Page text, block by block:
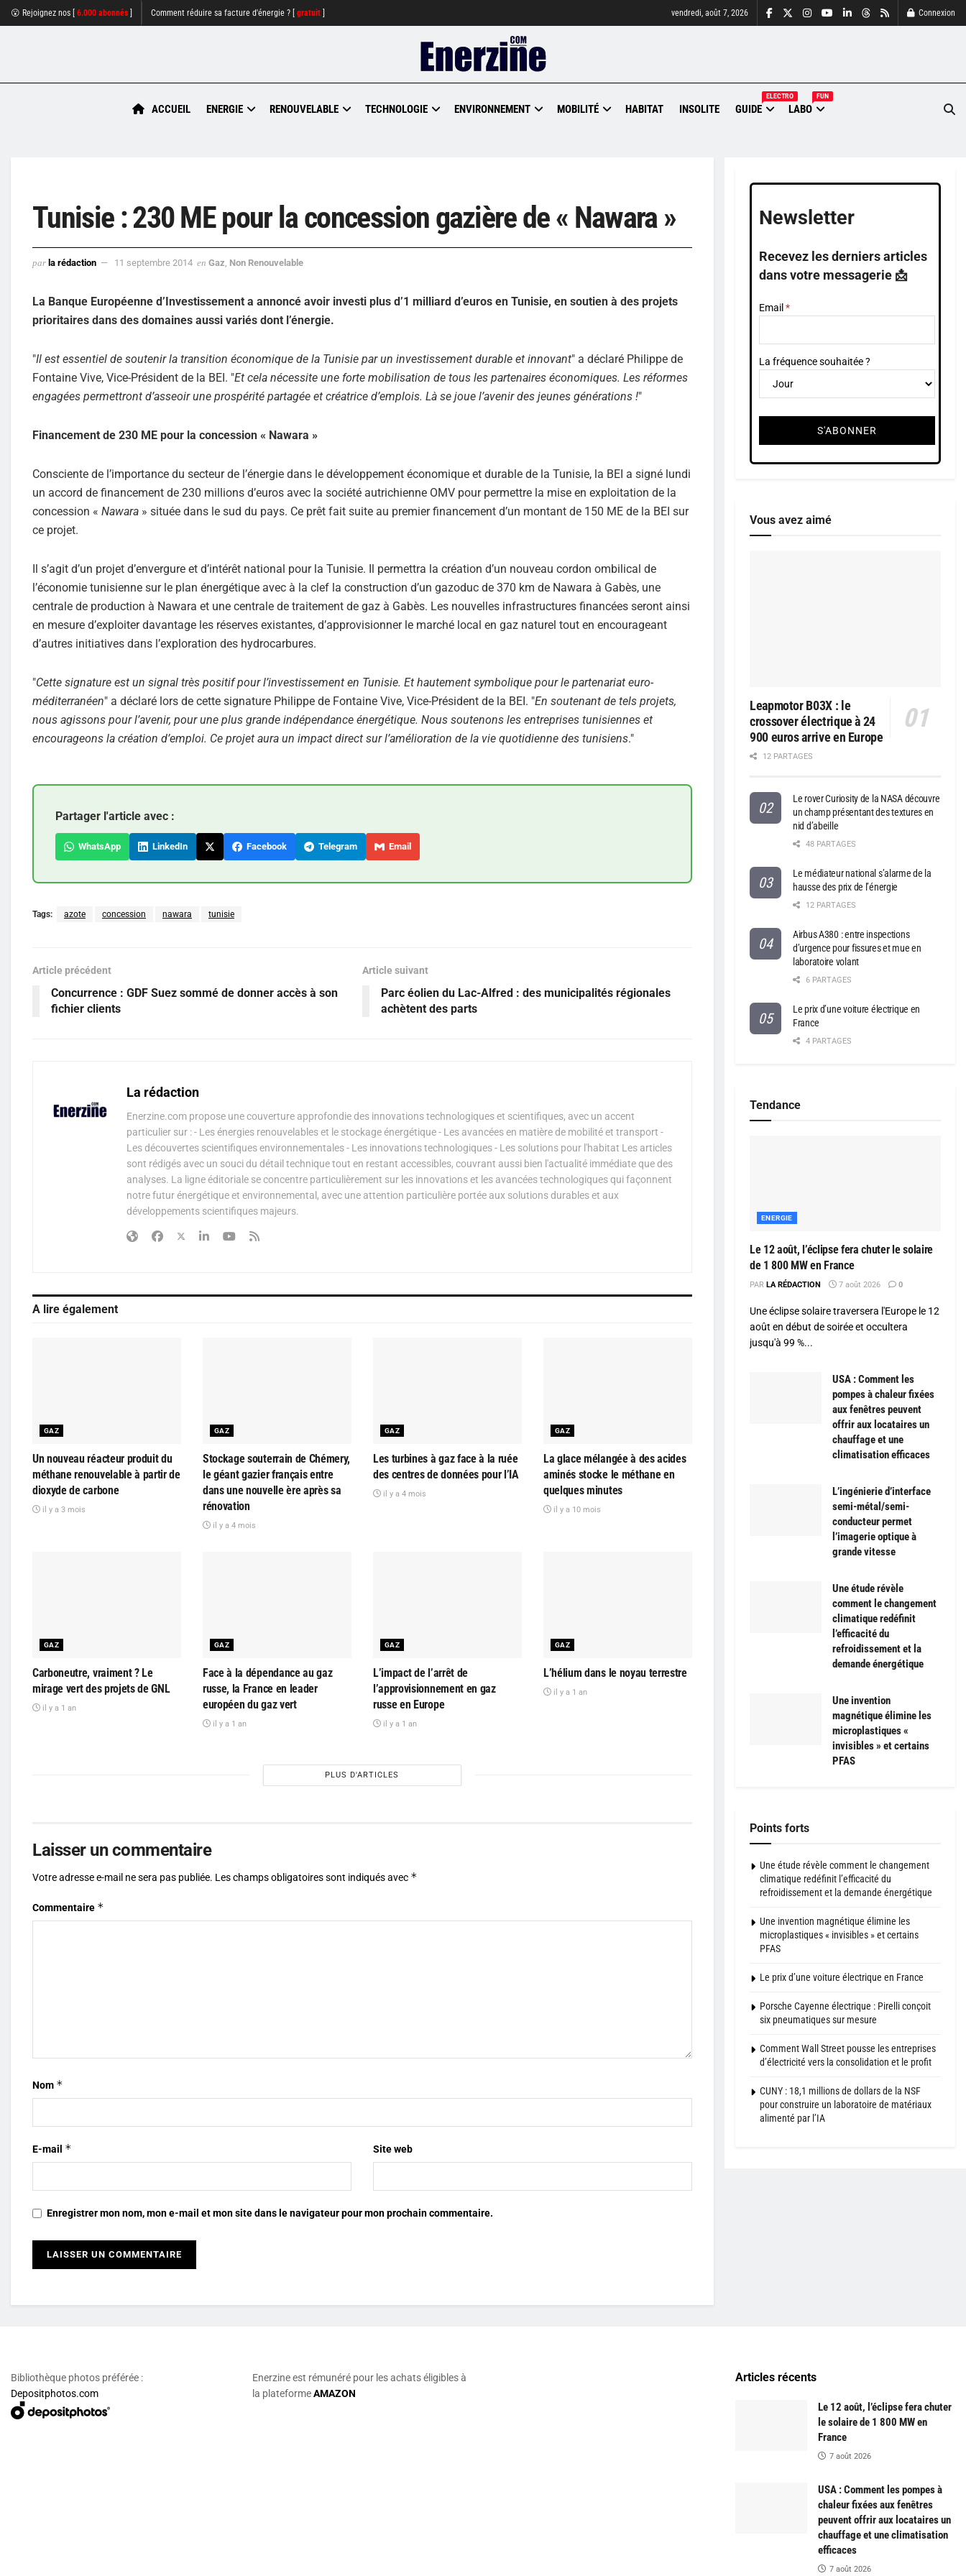
😮 Rejoignez nos [ 6.000 abonnés Comment réduire sa facture d'énergie ? [ gratuit vendredi, août 7, 2026 Connexion
ACCUEIL ENERGIE RENOUVELABLE TECHNOLOGIE ENVIRONNEMENT MOBILITÉ HABITAT INSOLITE GUIDE
ELECTRO
LABO
FUN
Tunisie : 230 ME pour la concession gazière de « Nawara »
par la rédaction 11 septembre 2014 en Gaz Non Renouvelable
La Banque Européenne d’Investissement a annoncé avoir investi plus d’1 milliard d’euros en Tunisie, en soutien à des projets
prioritaires dans des domaines aussi variés dont l’énergie.
"Il est essentiel de soutenir la transition économique de la Tunisie par un investissement durable et innovant" a déclaré Philippe de
Fontaine Vive, Vice-Président de la BEI. "Et cela nécessite une forte mobilisation de tous les partenaires économiques. Les réformes
engagées permettront d’asseoir une prospérité partagée et créatrice d’emplois. Là se joue l’avenir des jeunes générations !"
Financement de 230 ME pour la concession « Nawara »
Consciente de l’importance du secteur de l’énergie dans le développement économique et durable de la Tunisie, la BEI a signé lundi
un accord de financement de 230 millions d’euros avec la société autrichienne OMV pour permettre la mise en exploitation de la
concession « Nawara » située dans le sud du pays. Ce prêt fait suite au premier financement d’un montant de 150 ME de la BEI sur
ce projet.
Il s’agit d’un projet d’envergure et d’intérêt national pour la Tunisie. Il permettra la création d’un nouveau cordon ombilical de
l’économie tunisienne sur le plan énergétique avec à la clef la construction d’un gazoduc de 370 km de Nawara à Gabès, une
centrale de production à Nawara et une centrale de traitement de gaz à Gabès. Les nouvelles infrastructures financées seront ainsi
en mesure d’exploiter davantage les réserves existantes, d’approvisionner le marché local en gaz naturel tout en encourageant
d’autres initiatives dans l’exploration des hydrocarbures.
"Cette signature est un signal très positif pour l’investissement en Tunisie. Et hautement symbolique pour le partenariat euro-
méditerranéen" a déclaré lors de cette signature Philippe de Fontaine Vive, Vice-Président de la BEI. "En soutenant de tels projets,
nous agissons pour l’avenir, pour une plus grande indépendance énergétique. Nous soutenons les entreprises tunisiennes et
encourageons la création d’emploi. Ce projet aura un impact direct sur l’amélioration de la vie quotidienne des tunisiens."
Partager l'article avec :
WhatsApp LinkedIn Facebook Telegram Email
Tags: azote concession nawara tunisie
Article précédent
Concurrence : GDF Suez sommé de donner accès à son
fichier clients
Article suivant
Parc éolien du Lac-Alfred : des municipalités régionales
achètent des parts
La rédaction
Enerzine.com propose une couverture approfondie des innovations technologiques et scientifiques, avec un accent
particulier sur : - Les énergies renouvelables et le stockage énergétique - Les avancées en matière de mobilité et transport -
Les découvertes scientifiques environnementales - Les innovations technologiques - Les solutions pour l'habitat Les articles
sont rédigés avec un souci du détail technique tout en restant accessibles, couvrant aussi bien l'actualité immédiate que des
analyses. La ligne éditoriale se concentre particulièrement sur les innovations et les avancées technologiques qui façonnent
notre futur énergétique et environnemental, avec une attention particulière portée aux solutions durables et aux
développements scientifiques majeurs.
A lire également
GAZ
Un nouveau réacteur produit du
méthane renouvelable à partir de
dioxyde de carbone
il y a 3 mois
GAZ
Stockage souterrain de Chémery,
le géant gazier français entre
dans une nouvelle ère après sa
rénovation
il y a 4 mois
GAZ
Les turbines à gaz face à la ruée
des centres de données pour l’IA
il y a 4 mois
GAZ
La glace mélangée à des acides
aminés stocke le méthane en
quelques minutes
il y a 10 mois
GAZ
Carboneutre, vraiment ? Le
mirage vert des projets de GNL
il y a 1 an
GAZ
Face à la dépendance au gaz
russe, la France en leader
européen du gaz vert
il y a 1 an
GAZ
L’impact de l’arrêt de
l’approvisionnement en gaz
russe en Europe
il y a 1 an
GAZ
L’hélium dans le noyau terrestre
il y a 1 an
PLUS D'ARTICLES
Laisser un commentaire
Votre adresse e-mail ne sera pas publiée. Les champs obligatoires sont indiqués avec *
Commentaire *
Nom *
E-mail * Site web
Enregistrer mon nom, mon e-mail et mon site dans le navigateur pour mon prochain commentaire.
Newsletter
Recevez les derniers articles
dans votre messagerie 📩
Email
La fréquence souhaitée ?
Vous avez aimé
Leapmotor B03X : le
crossover électrique à 24
900 euros arrive en Europe
12 PARTAGES
Le rover Curiosity de la NASA découvre
un champ présentant des textures en
nid d’abeille
48 PARTAGES
Le médiateur national s’alarme de la
hausse des prix de l’énergie
12 PARTAGES
Airbus A380 : entre inspections
d’urgence pour fissures et mue en
laboratoire volant
6 PARTAGES
Le prix d’une voiture électrique en
France
4 PARTAGES
Tendance
ENERGIE
Le 12 août, l’éclipse fera chuter le solaire
de 1 800 MW en France
PAR LA RÉDACTION 7 août 2026 0
Une éclipse solaire traversera l'Europe le 12
août en début de soirée et occultera
jusqu'à 99 %...
USA : Comment les
pompes à chaleur fixées
aux fenêtres peuvent
offrir aux locataires un
chauffage et une
climatisation efficaces
L’ingénierie d’interface
semi-métal/semi-
conducteur permet
l’imagerie optique à
grande vitesse
Une étude révèle
comment le changement
climatique redéfinit
l’efficacité du
refroidissement et la
demande énergétique
Une invention
magnétique élimine les
microplastiques «
invisibles » et certains
PFAS
Points forts
Une étude révèle comment le changement
climatique redéfinit l’efficacité du
refroidissement et la demande énergétique
Une invention magnétique élimine les
microplastiques « invisibles » et certains
PFAS
Le prix d’une voiture électrique en France
Porsche Cayenne électrique : Pirelli conçoit
six pneumatiques sur mesure
Comment Wall Street pousse les entreprises
d’électricité vers la consolidation et le profit
CUNY : 18,1 millions de dollars de la NSF
pour construire un laboratoire de matériaux
alimenté par l’IA
Bibliothèque photos préférée :
Depositphotos.com
Enerzine est rémunéré pour les achats éligibles à
la plateformeAMAZON
Articles récents
Le 12 août, l’éclipse fera chuter
le solaire de 1 800 MW en
France
7 août 2026
USA : Comment les pompes à
chaleur fixées aux fenêtres
peuvent offrir aux locataires un
chauffage et une climatisation
efficaces
7 août 2026